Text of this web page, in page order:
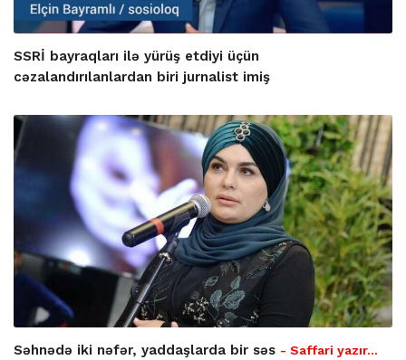
SSRİ bayraqları ilə yürüş etdiyi üçün
cəzalandırılanlardan biri jurnalist imiş
Səhnədə iki nəfər, yaddaşlarda bir səs - Saffari yazır…